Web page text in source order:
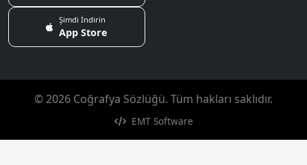
Şimdi İndirin
App Store
© 2026 Coğrafya Sözlüğü. Tüm hakları saklıdır.
EMT Software